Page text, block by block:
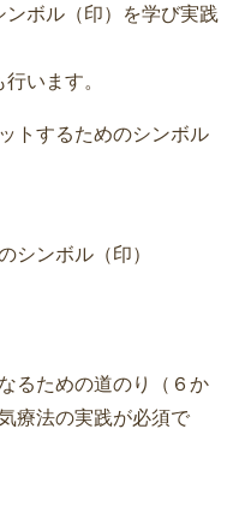
ボル（印）を学び実践
います。
トするためのシンボル
シンボル（印）
るための道のり（６か
療法の実践が必須で